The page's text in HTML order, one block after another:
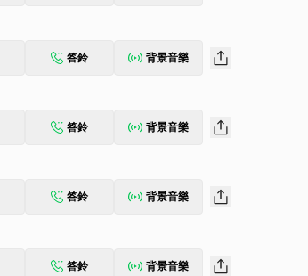
答鈴 背景音樂
答鈴 背景音樂
答鈴 背景音樂
答鈴 背景音樂